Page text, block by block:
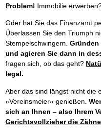
Problem! Immobilie
Oder hat Sie das Finanzamt
Überlassen Sie den Triumph
Stempelschwingern. Gründen
und agieren Sie dann in
fragen sich, ob das geht?
legal.
Aber das sind längst nicht die
»Vereinsmeier« genießen.
sich an Ihnen – also Ihrem
Gerichtsvollzieher die